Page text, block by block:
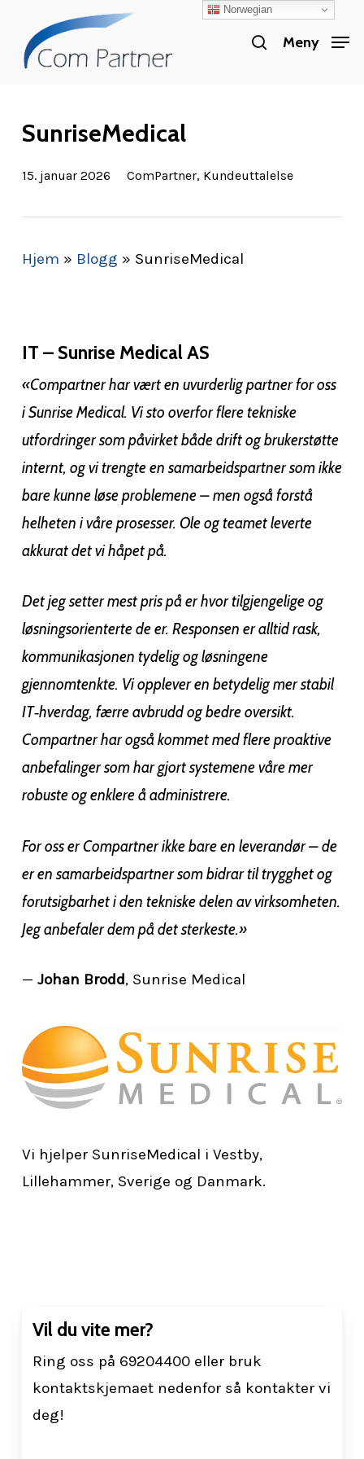
main
search
Meny
SunriseMedical
15. januar 2026 ComPartner, Kundeuttalelse
Hjem » Blogg » SunriseMedical
IT – Sunrise Medical AS
«Compartner har vært en uvurderlig partner for oss
i Sunrise Medical. Vi sto overfor flere tekniske
utfordringer som påvirket både drift og brukerstøtte
internt, og vi trengte en samarbeidspartner som ikke
bare kunne løse problemene – men også forstå
helheten i våre prosesser. Ole og teamet leverte
akkurat det vi håpet på.
Det jeg setter mest pris på er hvor tilgjengelige og
løsningsorienterte de er. Responsen er alltid rask,
kommunikasjonen tydelig og løsningene
gjennomtenkte. Vi opplever en betydelig mer stabil
IT‑hverdag, færre avbrudd og bedre oversikt.
Compartner har også kommet med flere proaktive
anbefalinger som har gjort systemene våre mer
robuste og enklere å administrere.
For oss er Compartner ikke bare en leverandør – de
er en samarbeidspartner som bidrar til trygghet og
forutsigbarhet i den tekniske delen av virksomheten.
Jeg anbefaler dem på det sterkeste.»
— Johan Brodd, Sunrise Medical
Vi hjelper SunriseMedical i Vestby,
Lillehammer, Sverige og Danmark.
Vil du vite mer?
Ring oss på 69204400 eller bruk
kontaktskjemaet nedenfor så kontakter vi
deg!
Close
Norwegian